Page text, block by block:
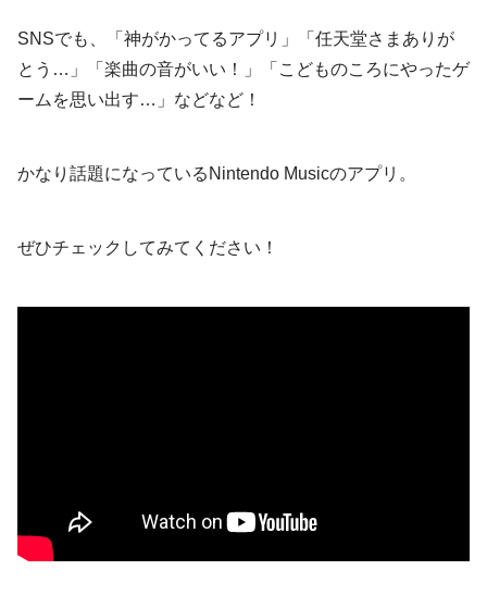
SNSでも、「神がかってるアプリ」「任天堂さまありが
とう…」「楽曲の音がいい！」「こどものころにやったゲ
ームを思い出す…」などなど！
かなり話題になっているNintendo Musicのアプリ。
ぜひチェックしてみてください！